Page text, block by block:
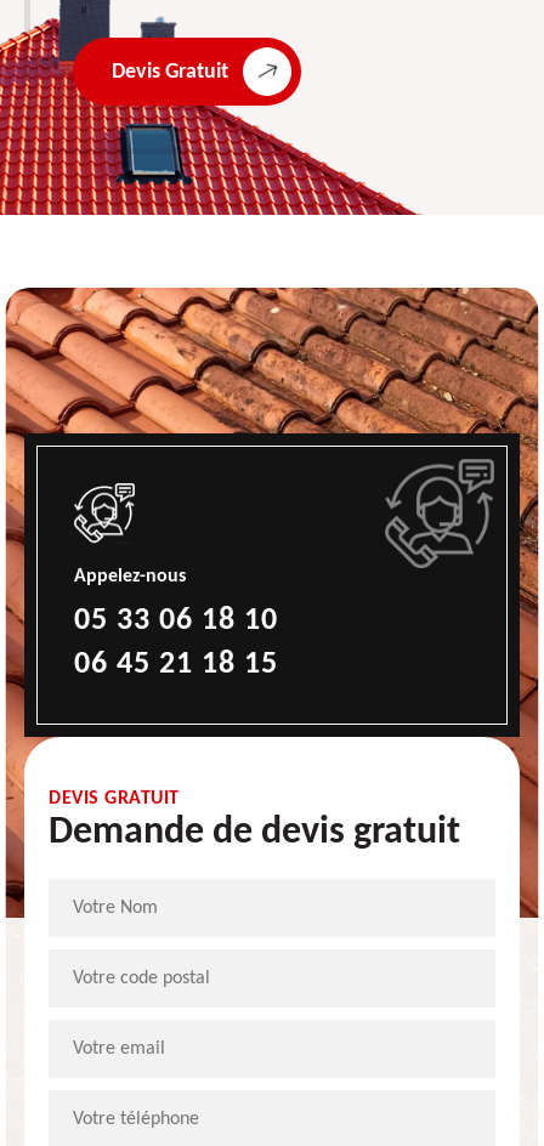
Devis Gratuit
Appelez-nous
05 33 06 18 10
06 45 21 18 15
DEVIS GRATUIT
Demande de devis gratuit